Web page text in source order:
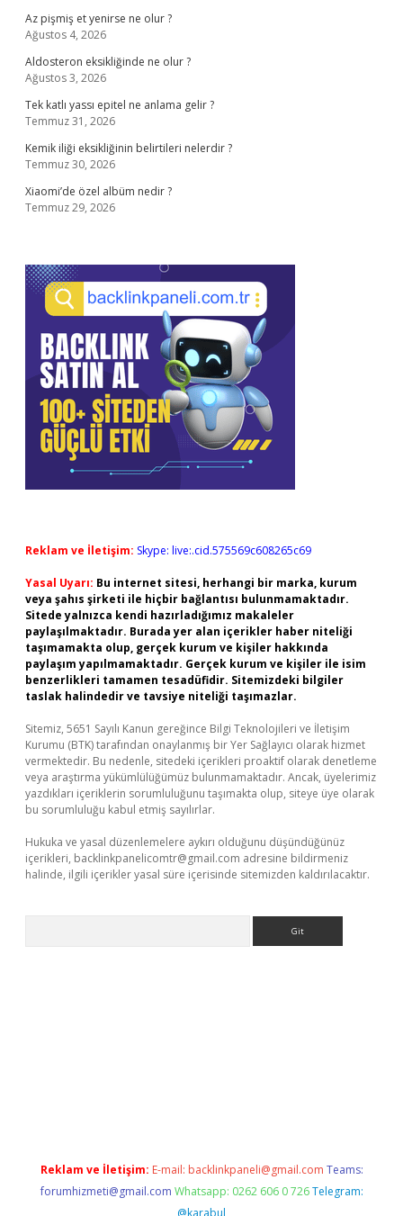
Az pişmiş et yenirse ne olur ?
Ağustos 4, 2026
Aldosteron eksikliğinde ne olur ?
Ağustos 3, 2026
Tek katlı yassı epitel ne anlama gelir ?
Temmuz 31, 2026
Kemik iliği eksikliğinin belirtileri nelerdir ?
Temmuz 30, 2026
Xiaomi’de özel albüm nedir ?
Temmuz 29, 2026
Reklam ve İletişim: Skype: live:.cid.575569c608265c69
Yasal Uyarı: Bu internet sitesi, herhangi bir marka, kurum
veya şahıs şirketi ile hiçbir bağlantısı bulunmamaktadır.
Sitede yalnızca kendi hazırladığımız makaleler
paylaşılmaktadır. Burada yer alan içerikler haber niteliği
taşımamakta olup, gerçek kurum ve kişiler hakkında
paylaşım yapılmamaktadır. Gerçek kurum ve kişiler ile isim
benzerlikleri tamamen tesadüfidir. Sitemizdeki bilgiler
taslak halindedir ve tavsiye niteliği taşımazlar.
Sitemiz, 5651 Sayılı Kanun gereğince Bilgi Teknolojileri ve İletişim
Kurumu (BTK) tarafından onaylanmış bir Yer Sağlayıcı olarak hizmet
vermektedir. Bu nedenle, sitedeki içerikleri proaktif olarak denetleme
veya araştırma yükümlülüğümüz bulunmamaktadır. Ancak, üyelerimiz
yazdıkları içeriklerin sorumluluğunu taşımakta olup, siteye üye olarak
bu sorumluluğu kabul etmiş sayılırlar.
Hukuka ve yasal düzenlemelere aykırı olduğunu düşündüğünüz
içerikleri, backlinkpanelicomtr@gmail.com adresine bildirmeniz
halinde, ilgili içerikler yasal süre içerisinde sitemizden kaldırılacaktır.
Reklam ve İletişim: E-mail: backlinkpaneli@gmail.com Teams:
forumhizmeti@gmail.com Whatsapp: 0262 606 0 726 Telegram:
@karabul